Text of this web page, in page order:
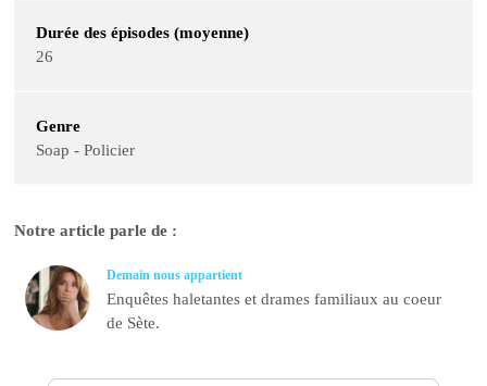
Durée des épisodes (moyenne)
26
Genre
Soap - Policier
Notre article parle de :
Demain nous appartient
Enquêtes haletantes et drames familiaux au coeur
de Sète.